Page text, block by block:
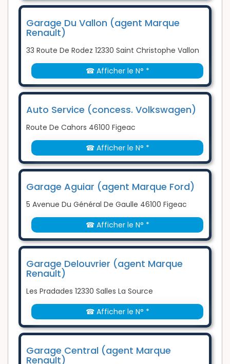
Garage Du Vallon (agent Marque
Renault)
33 Route De Rodez 12330 Saint Christophe Vallon
☎ Afficher le N° *
Auto Service (concess. Volkswagen)
Route De Cahors 46100 Figeac
☎ Afficher le N° *
Garage Aguiar (agent Marque Ford)
5 Avenue Du Général De Gaulle 46100 Figeac
☎ Afficher le N° *
Garage Delouvrier (agent Marque
Renault)
Les Pradades 12330 Salles La Source
☎ Afficher le N° *
Garage Central (agent Marque
Renault)